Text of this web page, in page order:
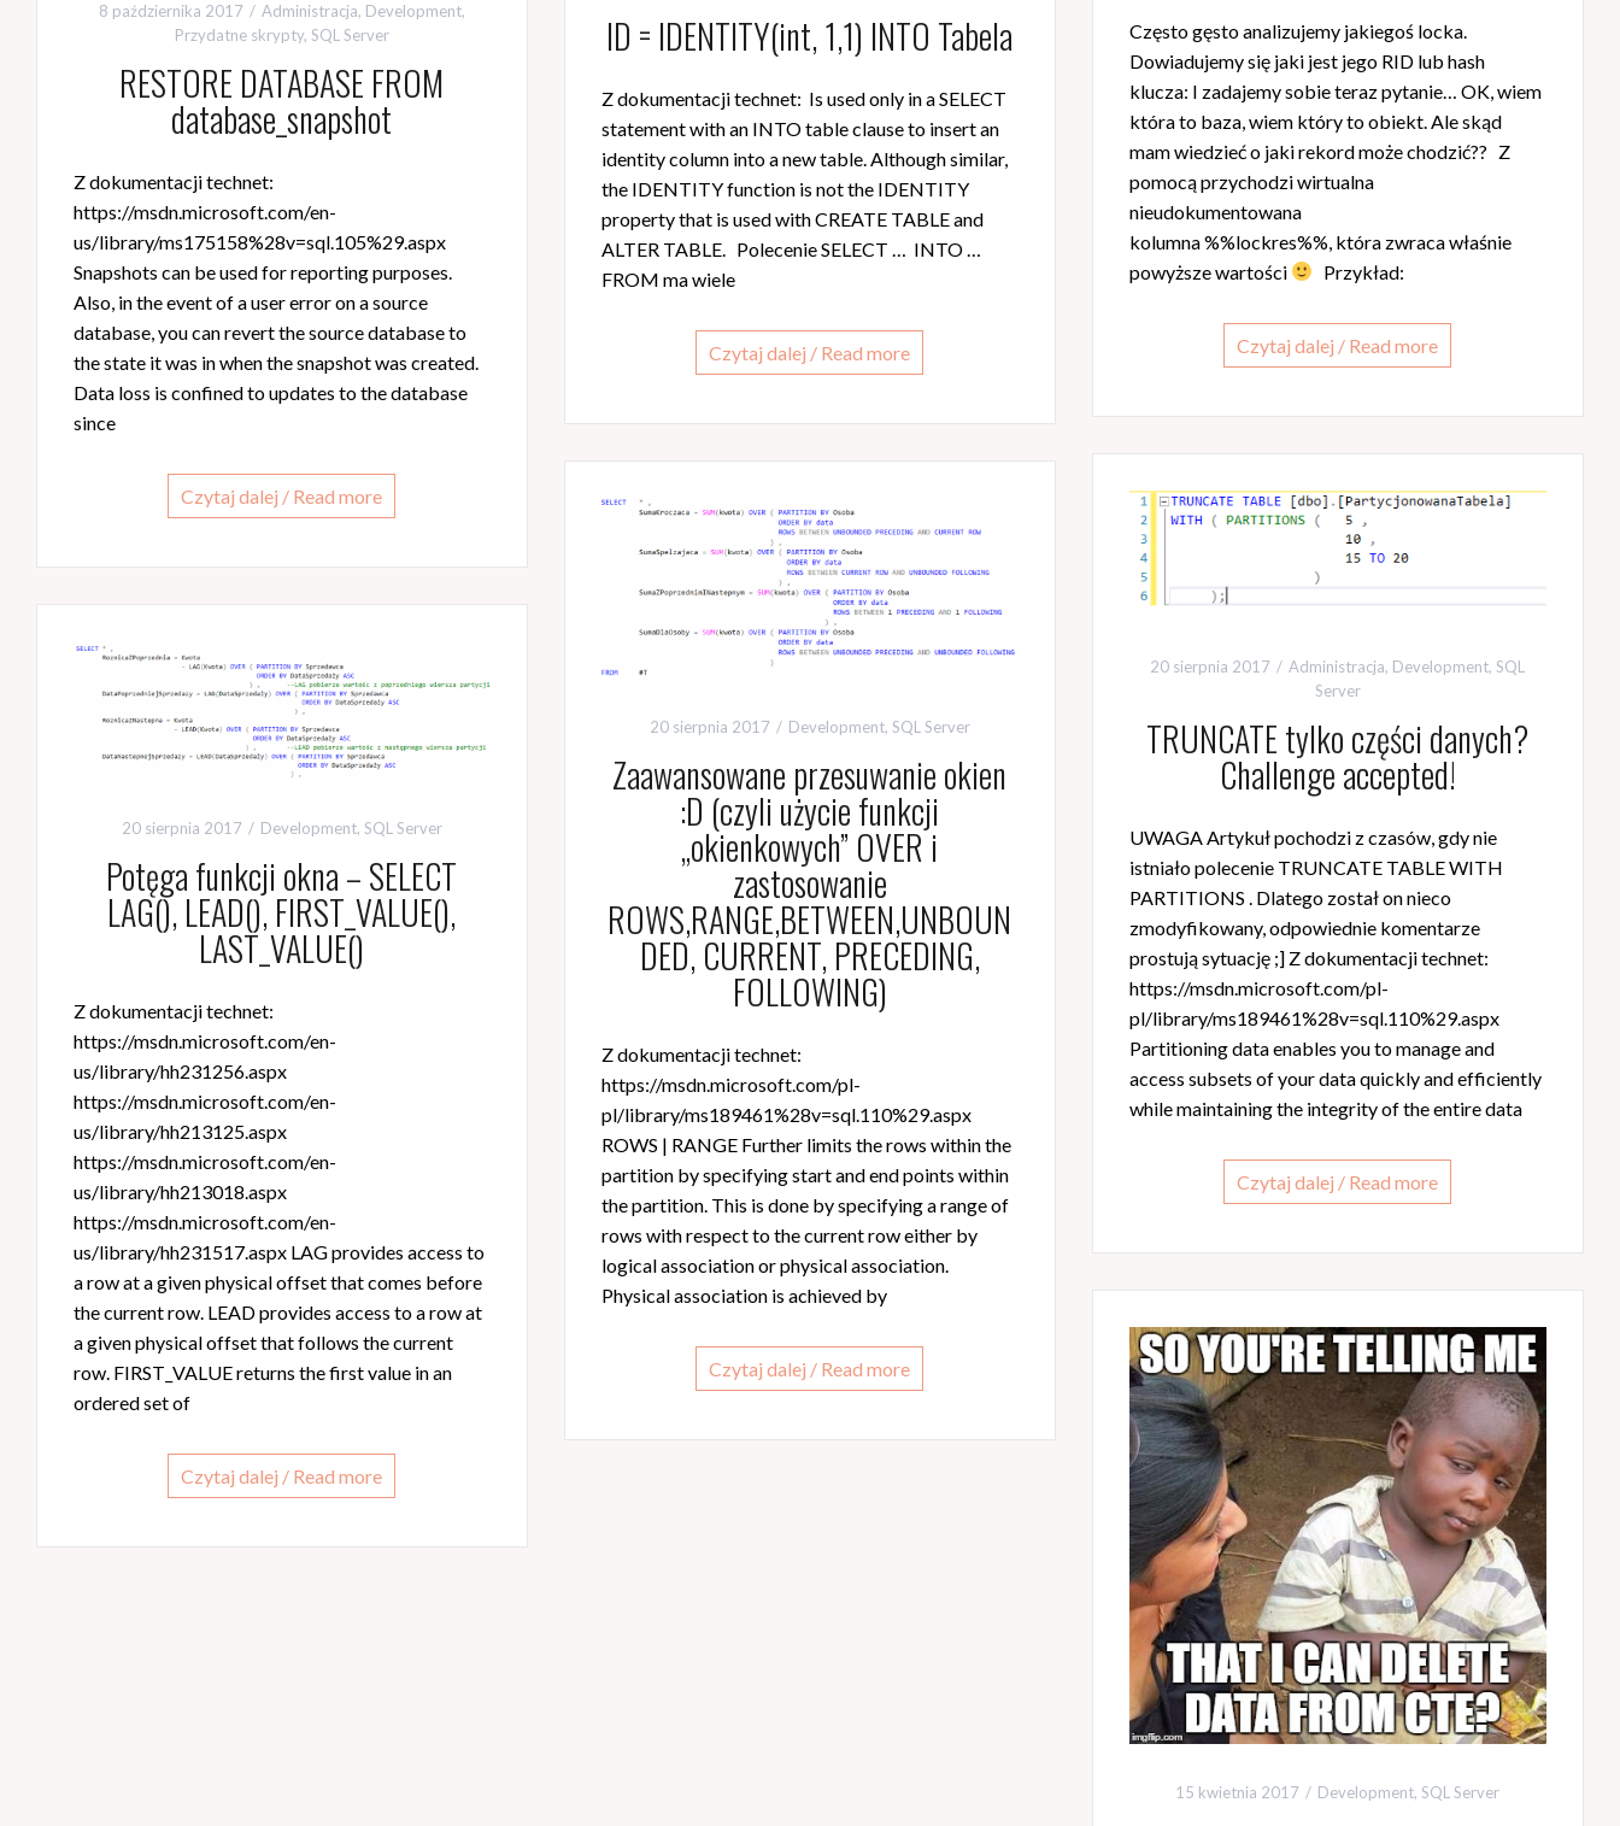
Często gęsto analizujemy jakiegoś locka.
Dowiadujemy się jaki jest jego RID lub hash
klucza: I zadajemy sobie teraz pytanie… OK, wiem
która to baza, wiem który to obiekt. Ale skąd
mam wiedzieć o jaki rekord może chodzić?? Z
pomocą przychodzi wirtualna
nieudokumentowana
kolumna %%lockres%%, która zwraca właśnie
powyższe wartości
Przykład:
Czytaj dalej / Read more
ID = IDENTITY(int, 1,1) INTO Tabela
Z dokumentacji technet: Is used only in a SELECT
statement with an INTO table clause to insert an
identity column into a new table. Although similar,
the IDENTITY function is not the IDENTITY
property that is used with CREATE TABLE and
ALTER TABLE. Polecenie SELECT … INTO …
FROM ma wiele
Czytaj dalej / Read more
8 października 2017 Administracja, Development,
Przydatne skrypty, SQL Server
RESTORE DATABASE FROM
database_snapshot
Z dokumentacji technet:
https://msdn.microsoft.com/en-
us/library/ms175158%28v=sql.105%29.aspx
Snapshots can be used for reporting purposes.
Also, in the event of a user error on a source
database, you can revert the source database to
the state it was in when the snapshot was created.
Data loss is confined to updates to the database
since
Czytaj dalej / Read more
20 sierpnia 2017 Administracja, Development,SQL
Server
TRUNCATE tylko części danych?
Challenge accepted!
UWAGA Artykuł pochodzi z czasów, gdy nie
istniało polecenie TRUNCATE TABLE WITH
PARTITIONS . Dlatego został on nieco
zmodyfikowany, odpowiednie komentarze
prostują sytuację ;] Z dokumentacji technet:
https://msdn.microsoft.com/pl-
pl/library/ms189461%28v=sql.110%29.aspx
Partitioning data enables you to manage and
access subsets of your data quickly and efficiently
while maintaining the integrity of the entire data
Czytaj dalej / Read more
20 sierpnia 2017 Development, SQL Server
Zaawansowane przesuwanie okien
:D (czyli użycie funkcji
„okienkowych” OVER i
zastosowanie
ROWS,RANGE,BETWEEN,UNBOUN
DED, CURRENT, PRECEDING,
FOLLOWING)
Z dokumentacji technet:
https://msdn.microsoft.com/pl-
pl/library/ms189461%28v=sql.110%29.aspx
ROWS | RANGE Further limits the rows within the
partition by specifying start and end points within
the partition. This is done by specifying a range of
rows with respect to the current row either by
logical association or physical association.
Physical association is achieved by
Czytaj dalej / Read more
20 sierpnia 2017 Development, SQL Server
Potęga funkcji okna – SELECT
LAG(), LEAD(), FIRST_VALUE(),
LAST_VALUE()
Z dokumentacji technet:
https://msdn.microsoft.com/en-
us/library/hh231256.aspx
https://msdn.microsoft.com/en-
us/library/hh213125.aspx
https://msdn.microsoft.com/en-
us/library/hh213018.aspx
https://msdn.microsoft.com/en-
us/library/hh231517.aspx LAG provides access to
a row at a given physical offset that comes before
the current row. LEAD provides access to a row at
a given physical offset that follows the current
row. FIRST_VALUE returns the first value in an
ordered set of
Czytaj dalej / Read more
15 kwietnia 2017 Development,SQL Server